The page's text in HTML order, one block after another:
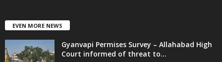
EVEN MORE NEWS
Gyanvapi Permises Survey – Allahabad High
Court informed of threat to...